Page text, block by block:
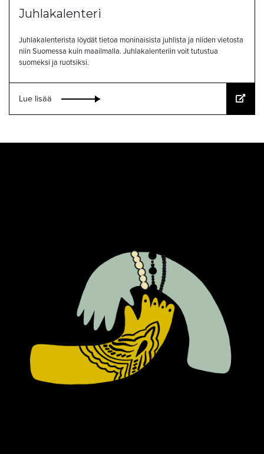
Juhlakalenteri
Juhlakalenterista löydät tietoa moninaisista juhlista ja niiden vietosta
niin Suomessa kuin maailmalla. Juhlakalenteriin voit tutustua
suomeksi ja ruotsiksi.
Lue lisää